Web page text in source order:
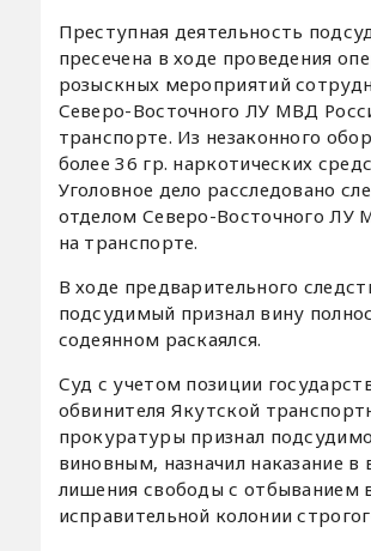
Преступная деятельность
пресечена в ходе проведения
розыскных мероприятий
Северо-Восточного ЛУ МВД
транспорте. Из незаконного
более 36 гр. наркотических
Уголовное дело расследовано
отделом Северо-Восточного ЛУ
на транспорте.
В ходе предварительного
подсудимый признал вину
содеянном раскаялся.
Суд с учетом позиции
обвинителя Якутской
прокуратуры признал
виновным, назначил наказание в
лишения свободы с отбыванием
исправительной колонии